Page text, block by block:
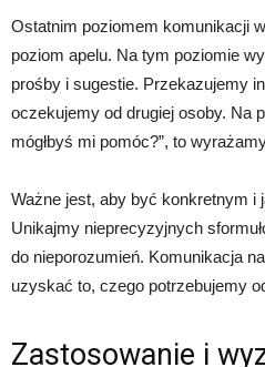
Ostatnim poziomem komunikacji
poziom apelu. Na tym poziomie
prośby i sugestie. Przekazujemy
oczekujemy od drugiej osoby. Na
mógłbyś mi pomóc?”, to
Ważne jest, aby być konkretnym i
Unikajmy nieprecyzyjnych
do nieporozumień. Komunikacja
uzyskać to, czego potrzebujemy
Zastosowanie i